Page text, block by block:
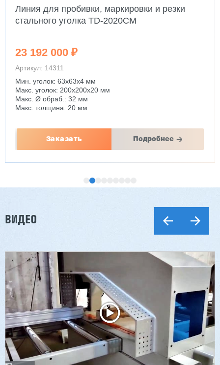
Линия для пробивки, маркировки и резки
стального уголка TD-2020CM
23 192 000 ₽
Артикул: 14311
Мин. уголок: 63x63x4 мм
Макс. уголок: 200x200x20 мм
Макс. Ø обраб.: 32 мм
Макс. толщина: 20 мм
Заказать Подробнее
Двухсторонний шипорез MX6015
2 832 000 ₽
3 176 000 ₽
Артикул: 2497
Длина заготовки: 400-1500 мм
Макс. ширина заготовки: 580 мм
Станок проходного типа
ВИДЕО